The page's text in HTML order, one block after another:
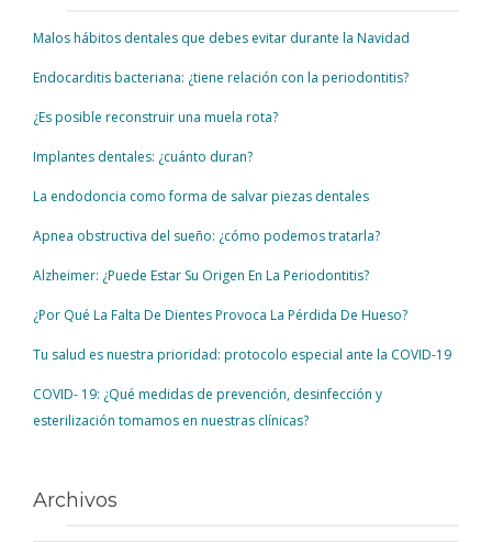
Malos hábitos dentales que debes evitar durante la Navidad
Endocarditis bacteriana: ¿tiene relación con la periodontitis?
¿Es posible reconstruir una muela rota?
Implantes dentales: ¿cuánto duran?
La endodoncia como forma de salvar piezas dentales
Apnea obstructiva del sueño: ¿cómo podemos tratarla?
Alzheimer: ¿Puede Estar Su Origen En La Periodontitis?
¿Por Qué La Falta De Dientes Provoca La Pérdida De Hueso?
Tu salud es nuestra prioridad: protocolo especial ante la COVID-19
COVID- 19: ¿Qué medidas de prevención, desinfección y
esterilización tomamos en nuestras clínicas?
Archivos